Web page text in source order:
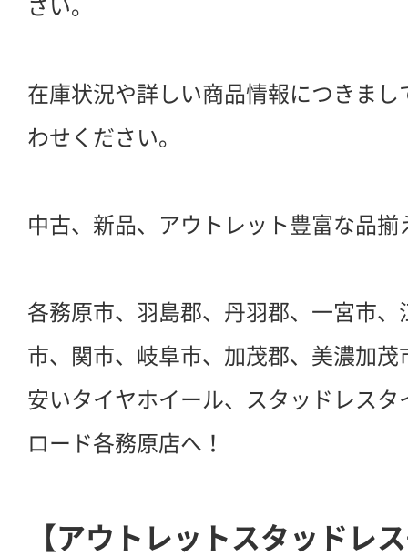
さい。
在庫状況や詳しい商品情報につきま
わせください。
中古、新品、アウトレット豊富な品揃
各務原市、羽島郡、丹羽郡、一宮市
市、関市、岐阜市、加茂郡、美濃加茂
安いタイヤホイール、スタッドレス
ロード各務原店へ！
【アウトレットスタッドレ